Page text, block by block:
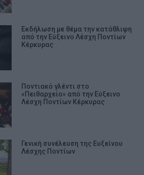
Εκδήλωση με θέμα την κατάθλιψη
από την Εύξεινο Λέσχη Ποντίων
Κέρκυρας
Ποντιακό γλέντι στο
«Πειθαρχείο» από την Εύξεινο
Λέσχη Ποντίων Κέρκυρας
Γενική συνέλευση της Ευξείνου
Λέσχης Ποντίων